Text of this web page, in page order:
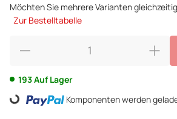
Möchten Sie mehrere Varianten
Zur Bestelltabelle
193 Auf Lager
Komponenten werden